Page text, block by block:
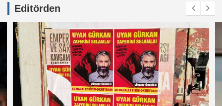
Editörden